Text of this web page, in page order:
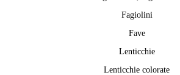
Fagiolini
Fave
Lenticchie
Lenticchie colorate